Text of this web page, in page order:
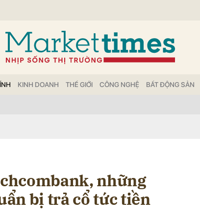
KINH DOANH THẾ GIỚI CÔNG NGHỆ BẤT ĐỘNG SẢN
những
bị trả cổ tức tiền